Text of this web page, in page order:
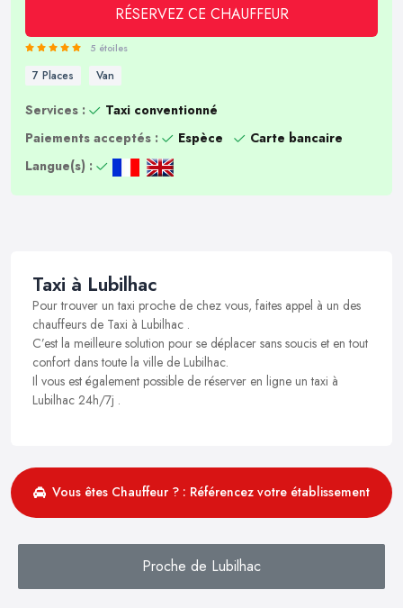
RÉSERVEZ CE CHAUFFEUR
5 étoiles
7 Places Van
Services :
Taxi conventionné
Paiements acceptés :
Espèce
Carte bancaire
Langue(s) :
Taxi à Lubilhac
Pour trouver un taxi proche de chez vous, faites appel à un des
chauffeurs de Taxi à Lubilhac .
C’est la meilleure solution pour se déplacer sans soucis et en tout
confort dans toute la ville de Lubilhac.
Il vous est également possible de réserver en ligne un taxi à
Lubilhac 24h/7j .
Vous êtes Chauffeur ? : Référencez votre établissement
Proche de Lubilhac